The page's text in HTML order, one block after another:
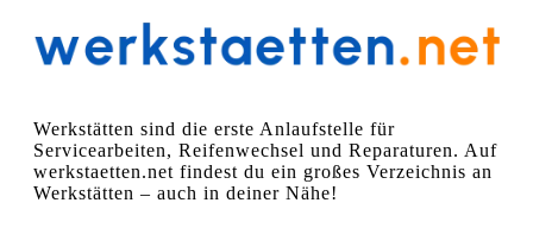
Werkstätten sind die erste Anlaufstelle für
Servicearbeiten, Reifenwechsel und Reparaturen. Auf
werkstaetten.net findest du ein großes Verzeichnis an
Werkstätten – auch in deiner Nähe!